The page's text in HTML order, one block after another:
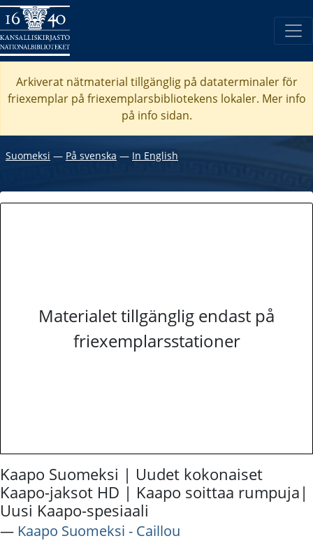
Arkiverat nätmaterial tillgänglig på dataterminaler för
friexemplar på friexemplarsbibliotekens lokaler. Mer info
på info sidan.
Suomeksi ― På svenska ― In English
Materialet tillgänglig endast på
friexemplarsstationer
Kaapo Suomeksi | Uudet kokonaiset
Kaapo-jaksot HD | Kaapo soittaa rumpuja|
Uusi Kaapo-spesiaali
― Kaapo Suomeksi - Caillou